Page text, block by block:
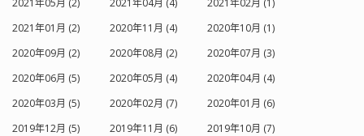
2021年01月 (2)
2020年11月 (4)
2020年10月 (1)
2020年09月 (2)
2020年08月 (2)
2020年07月 (3)
2020年06月 (5)
2020年05月 (4)
2020年04月 (4)
2020年03月 (5)
2020年02月 (7)
2020年01月 (6)
2019年12月 (5)
2019年11月 (6)
2019年10月 (7)